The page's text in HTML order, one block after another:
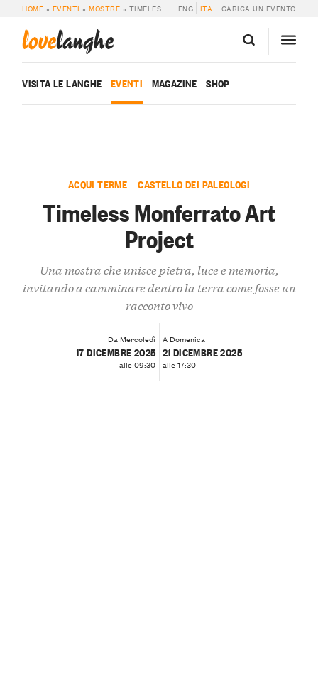
HOME » EVENTI »MOSTRE » TIMELESS MONFERRATO ART PROJECT ENG ITA CARICA UN EVENTO
lovelanghe
VISITA LE LANGHE EVENTI MAGAZINE SHOP
ACQUI TERME — CASTELLO DEI PALEOLOGI
Timeless Monferrato Art
Project
Una mostra che unisce pietra, luce e memoria,
invitando a camminare dentro la terra come fosse un
racconto vivo
Da Mercoledì
17 DICEMBRE 2025
alle 09:30
A Domenica
21 DICEMBRE 2025
alle 17:30